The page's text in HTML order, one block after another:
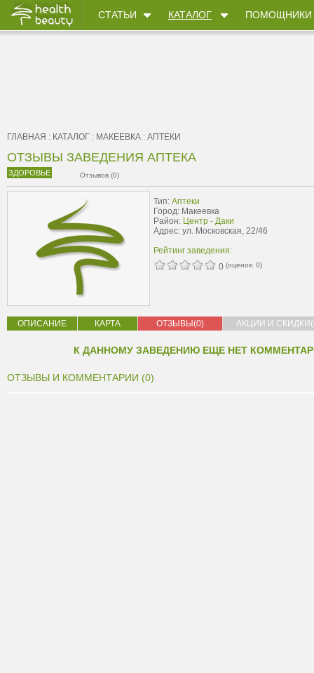
СТАТЬИ КАТАЛОГ ПОМОЩНИКИ
ГЛАВНАЯ : КАТАЛОГ : МАКЕЕВКА : АПТЕКИ
ОТЗЫВЫ ЗАВЕДЕНИЯ АПТЕКА
ЗДОРОВЬЕ Отзывов (0)
Тип: Аптеки
Город: Макеевка
Район: Центр - Даки
Адрес: ул. Московская, 22/46
Рейтинг заведения:
0 (оценок: 0)
ОПИСАНИЕ КАРТА ОТЗЫВЫ(0) АКЦИИ И
К ДАННОМУ ЗАВЕДЕНИЮ ЕЩЕ НЕТ
ОТЗЫВЫ И КОММЕНТАРИИ (0)